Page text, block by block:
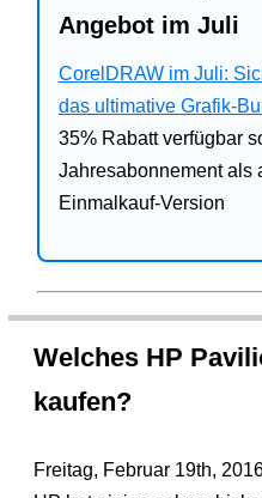
Angebot im Juli
CorelDRAW im Juli:
das ultimative Grafik-
35% Rabatt verfügbar
Jahresabonnement als
Einmalkauf-Version
Welches HP
kaufen?
Freitag, Februar 19th,